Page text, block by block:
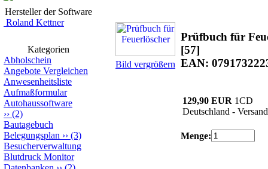
Hersteller der Software
Roland Kettner
Kategorien
Abholschein
Angebote Vergleichen
Anwesenheitsliste
Aufmaßformular
Autohaussoftware
›› (2)
Bautagebuch
Belegungsplan ›› (3)
Besucherverwaltung
Blutdruck Monitor
Bild vergrößern
Prüfbuch für
[57]
EAN:
129,90 EUR 1CD
Deutschland -
Menge: